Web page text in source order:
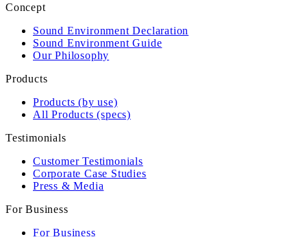
Concept
Sound Environment Declaration
Sound Environment Guide
Our Philosophy
Products
Products (by use)
All Products (specs)
Testimonials
Customer Testimonials
Corporate Case Studies
Press & Media
For Business
For Business